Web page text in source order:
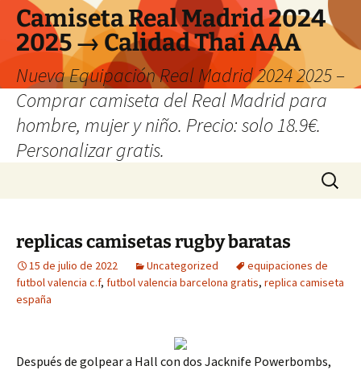
Camiseta Real Madrid 2024
2025 → Calidad Thai AAA
Nueva Equipación Real Madrid 2024 2025 –
Comprar camiseta del Real Madrid para
hombre, mujer y niño. Precio: solo 18.9€.
Personalizar gratis.
Buscar:
replicas camisetas rugby baratas
15 de julio de 2022 Uncategorized
equipaciones de
futbol valencia c.f, futbol valencia barcelona gratis, replica camiseta
españa
Después de golpear a Hall con dos Jacknife Powerbombs,